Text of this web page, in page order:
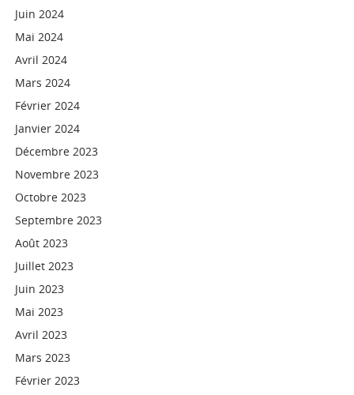
Juin 2024
Mai 2024
Avril 2024
Mars 2024
Février 2024
Janvier 2024
Décembre 2023
Novembre 2023
Octobre 2023
Septembre 2023
Août 2023
Juillet 2023
Juin 2023
Mai 2023
Avril 2023
Mars 2023
Février 2023